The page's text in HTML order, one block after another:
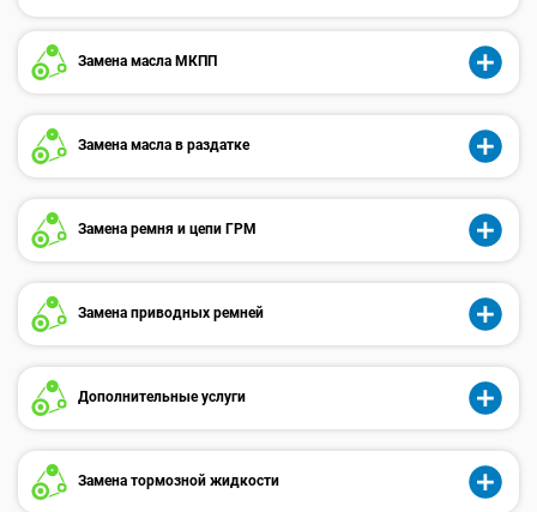
Замена масла МКПП
Замена масла в раздатке
Замена ремня и цепи ГРМ
Замена приводных ремней
Дополнительные услуги
Замена тормозной жидкости